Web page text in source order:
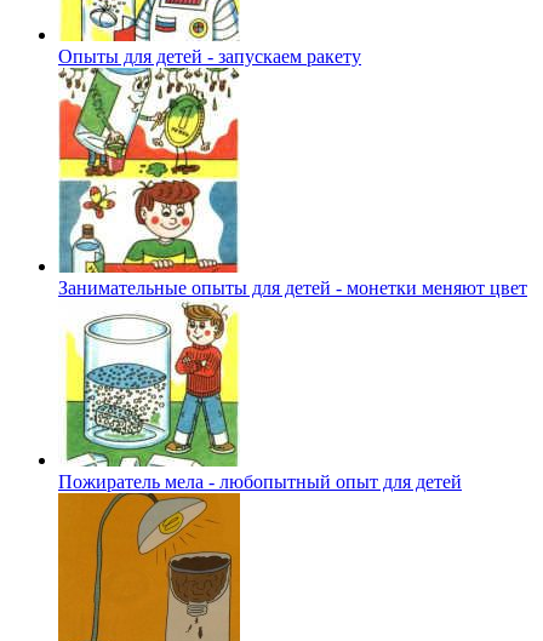
Опыты для детей - запускаем ракету
Занимательные опыты для детей - монетки меняют цвет
Пожиратель мела - любопытный опыт для детей